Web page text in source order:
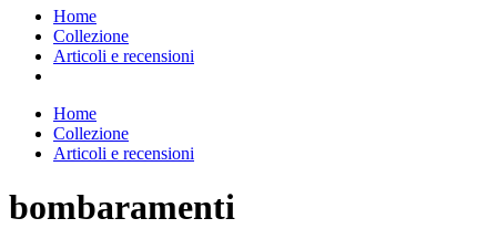
Home
Collezione
Articoli e recensioni
Home
Collezione
Articoli e recensioni
bombaramenti